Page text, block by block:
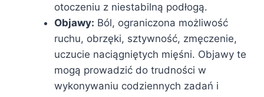
otoczeniu z niestabilną podłogą.
Objawy: Ból, ograniczona możliwość
ruchu, obrzęki, sztywność, zmęczenie,
uczucie naciągniętych mięśni. Objawy te
mogą prowadzić do trudności w
wykonywaniu codziennych zadań i